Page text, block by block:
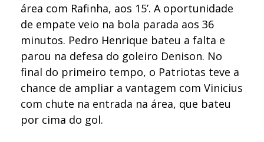
área com Rafinha, aos 15’. A oportunidade
de empate veio na bola parada aos 36
minutos. Pedro Henrique bateu a falta e
parou na defesa do goleiro Denison. No
final do primeiro tempo, o Patriotas teve a
chance de ampliar a vantagem com Vinicius
com chute na entrada na área, que bateu
por cima do gol.